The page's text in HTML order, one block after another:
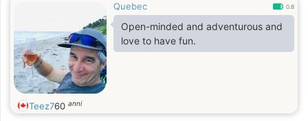
Montréal ou Montréal (facilement
accessible en transport en commun,
puis que je ne conduis pas à
Montréal).
Quebec 0.8
Open-minded and adventurous and
love to have fun.
Teez760 anni